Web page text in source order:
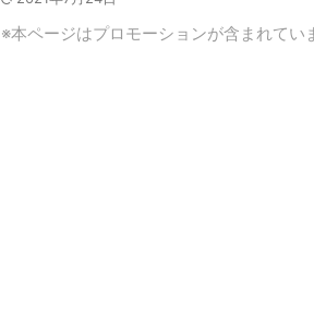
※本ページはプロモーションが含まれてい